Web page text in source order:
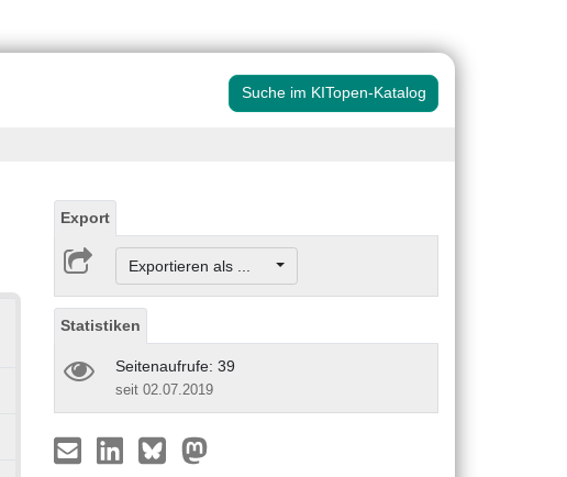
Suche im KITopen-Katalog
Export
Exportieren als ...
Statistiken
Seitenaufrufe: 39
seit 02.07.2019